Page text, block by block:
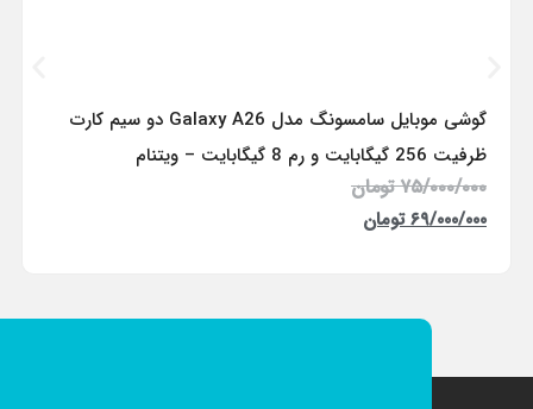
گوشی موبایل سامسونگ مدل Galaxy A26 دو سیم کارت
ظرفیت 256 گیگابایت و رم 8 گیگابایت – ویتنام
۷۵/۰۰۰/۰۰۰ تومان
۶۹/۰۰۰/۰۰۰ تومان